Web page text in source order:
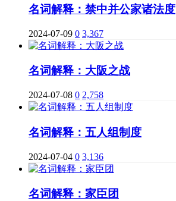
名词解释：禁中并公家诸法度
2024-07-09 0 3,367
名词解释：大阪之战
2024-07-08 0 2,758
名词解释：五人组制度
2024-07-04 0 3,136
名词解释：家臣团